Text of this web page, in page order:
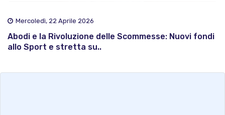
Mercoledì, 22 Aprile 2026
Abodi e la Rivoluzione delle Scommesse: Nuovi fondi
allo Sport e stretta su..